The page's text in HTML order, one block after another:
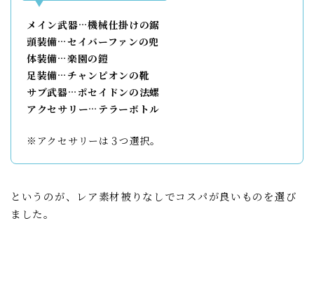
メイン武器…機械仕掛けの鋸
頭装備…セイバーファンの兜
体装備…楽園の鎧
足装備…チャンピオンの靴
サブ武器…ポセイドンの法螺
アクセサリー…テラーボトル
※アクセサリーは３つ選択。
というのが、レア素材被りなしでコスパが良いものを選び
ました。